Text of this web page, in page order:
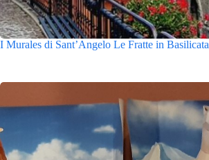
I Murales di Sant’Angelo Le Fratte in Basilicata